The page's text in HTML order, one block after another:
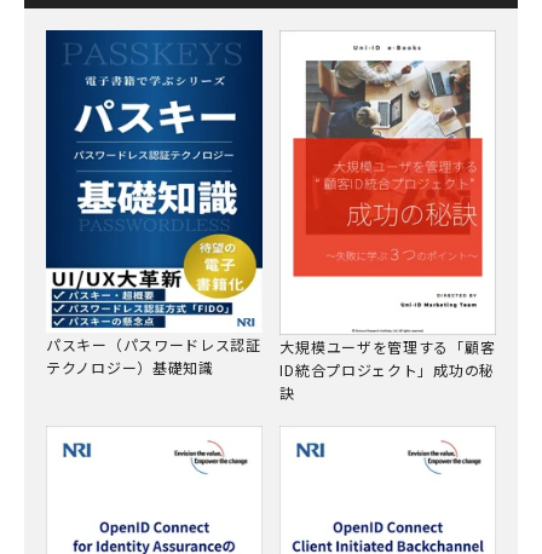
パスキー（パスワードレス認証
テクノロジー）基礎知識
大規模ユーザを管理する「顧客
ID統合プロジェクト」成功の秘
訣